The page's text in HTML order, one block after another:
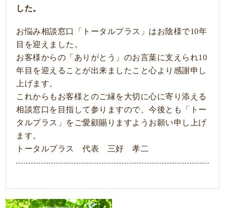
した。
お悩み相談窓口「トータルプラス」はお陰様で10年
目を迎えました。
お客様からの「ありがとう」のお言葉に支えられ10
年目を迎えることが出来ましたこと心より感謝申し
上げます。
これからもお客様とのご縁を大切に心に寄り添える
相談窓口を目指して参りますので、今後とも「トー
タルプラス」をご愛顧賜りますようお願い申し上げ
ます。
トータルプラス 代表 三好 孝二